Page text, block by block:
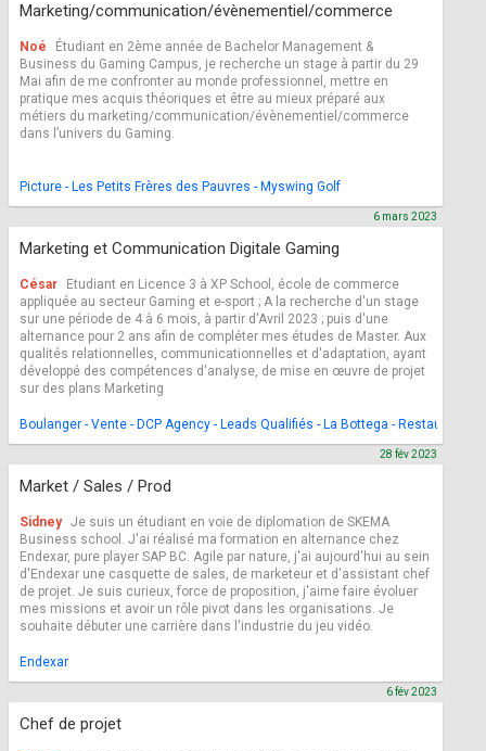
Marketing/communication/évènementiel/commerce
Noé
Étudiant en 2ème année de Bachelor Management &
Business du Gaming Campus, je recherche un stage à partir du 29
Mai afin de me confronter au monde professionnel, mettre en
pratique mes acquis théoriques et être au mieux préparé aux
métiers du marketing/communication/évènementiel/commerce
dans l’univers du Gaming.
Picture - Les Petits Frères des Pauvres - Myswing Golf
Marketing et Communication Digitale Gaming
6 mars 2023
César
Etudiant en Licence 3 à XP School, école de commerce
appliquée au secteur Gaming et e-sport ; A la recherche d'un stage
sur une période de 4 à 6 mois, à partir d'Avril 2023 ; puis d'une
alternance pour 2 ans afin de compléter mes études de Master. Aux
qualités relationnelles, communicationnelles et d'adaptation, ayant
développé des compétences d'analyse, de mise en œuvre de projet
sur des plans Marketing
Boulanger - Vente - DCP Agency - Leads Qualifiés - La Bottega - Restauration
Market / Sales / Prod
28 fév 2023
Sidney Je suis un étudiant en voie de diplomation de SKEMA
Business school. J'ai réalisé ma formation en alternance chez
Endexar, pure player SAP BC. Agile par nature, j'ai aujourd'hui au sein
d'Endexar une casquette de sales, de marketeur et d'assistant chef
de projet. Je suis curieux, force de proposition, j'aime faire évoluer
mes missions et avoir un rôle pivot dans les organisations. Je
souhaite débuter une carrière dans l'industrie du jeu vidéo.
Endexar
Chef de projet
6 fév 2023